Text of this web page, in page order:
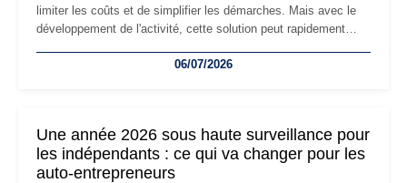
limiter les coûts et de simplifier les démarches. Mais avec le
développement de l'activité, cette solution peut rapidement
professionnels, recrutement, image de marque… Le
06/07/2026
Une année 2026 sous haute surveillance pour
les indépendants : ce qui va changer pour les
auto-entrepreneurs